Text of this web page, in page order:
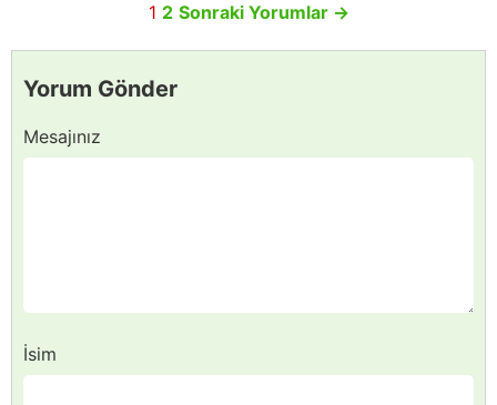
1 2 Sonraki Yorumlar →
Yorum Gönder
Mesajınız
İsim